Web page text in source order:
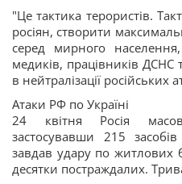
"Це тактика терористів.
росіян, створити
серед мирного
медиків, працівників ДСНС
в нейтралізації російських
Атаки РФ по Україні
24 квітня Росія
застосувавши 215
завдав удару по житлових
десятки постраждалих.